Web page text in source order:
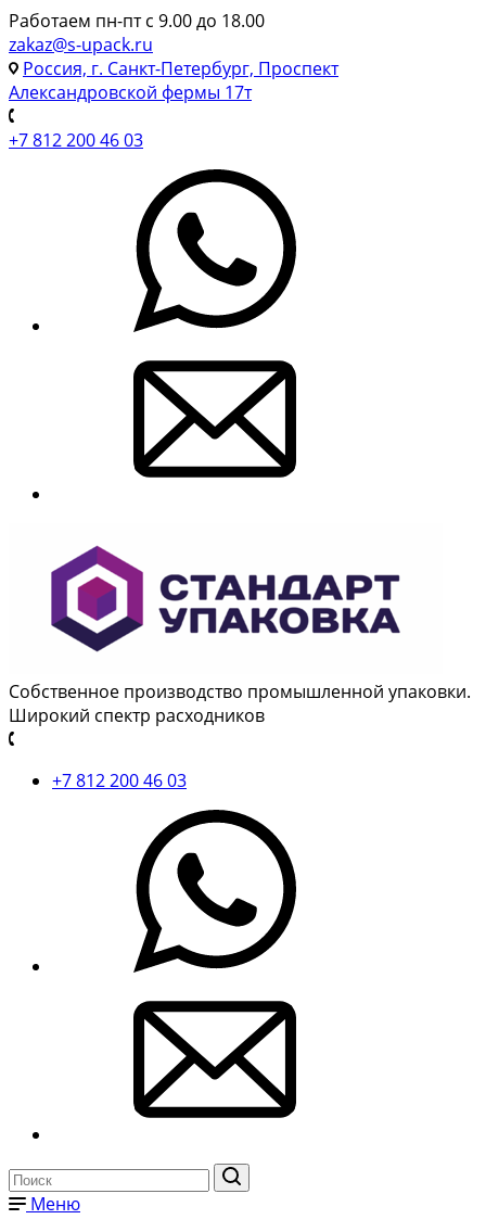
Работаем пн-пт с 9.00 до 18.00
zakaz@s-upack.ru
Россия, г. Санкт-Петербург, Проспект
Александровской фермы 17т
+7 812 200 46 03
Собственное производство промышленной упаковки.
Широкий спектр расходников
+7 812 200 46 03
Меню